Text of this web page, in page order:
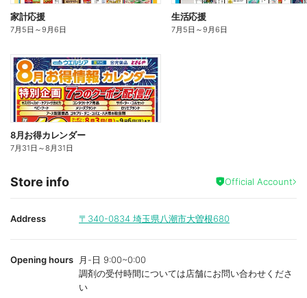
家計応援
7月5日 ～9月6日
生活応援
7月5日 ～9月6日
8月お得カレンダー
7月31日 ～8月31日
Store info Official Account
Address 〒340-0834 埼玉県八潮市大曽根680
Opening hours
月-日 9:00~0:00
調剤の受付時間については店舗にお問い合わせくださ
い